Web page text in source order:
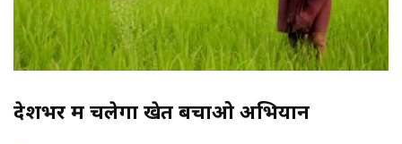
देशभर में चलेगा खेत बचाओ अभियान